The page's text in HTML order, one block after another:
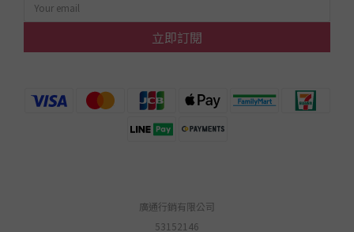
立即訂閱
廣通行銷有限公司
53152146